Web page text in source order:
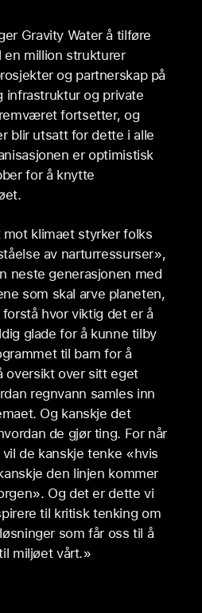
Gravity Water å tilføre
million strukturer
og partnerskap på
infrastruktur og private
fortsetter, og
blir utsatt for dette i alle
er optimistisk
for å knytte
klimaet styrker folks
av narturressurser»,
neste generasjonen med
som skal arve planeten,
hvor viktig det er å
glade for å kunne tilby
til barn for å
oversikt over sitt eget
regnvann samles inn
Og kanskje det
de gjør ting. For når
de kanskje tenke «hvis
den linjen kommer
Og det er dette vi
til kritisk tenking om
som får oss til å
miljøet vårt.»